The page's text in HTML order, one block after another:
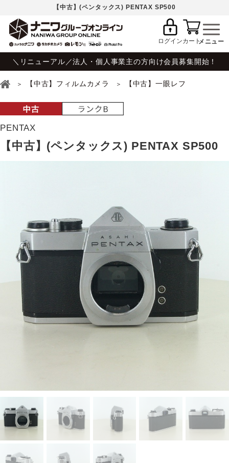
【中古】(ペンタックス) PENTAX SP500
ログインカート
＼リニューアル／法人・個人事業主の方向け会員募集開始！
【中古】フィルムカメラ 【中古】一眼レフ
PENTAX
【中古】(ペンタックス) PENTAX SP500